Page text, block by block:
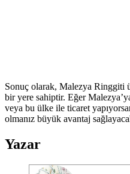
Sonuç olarak, Malezya Ringgiti
bir yere sahiptir. Eğer
veya bu ülke ile ticaret
olmanız büyük avantaj
Yazar